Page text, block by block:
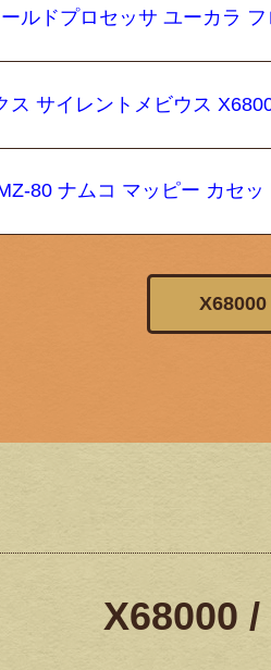
ルドプロセッサ ユーカラ
ス サイレントメビウス
80 ナムコ マッピー カセ
X68000